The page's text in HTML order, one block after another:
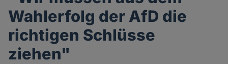
Wahlerfolg der AfD die
richtigen Schlüsse
ziehen"